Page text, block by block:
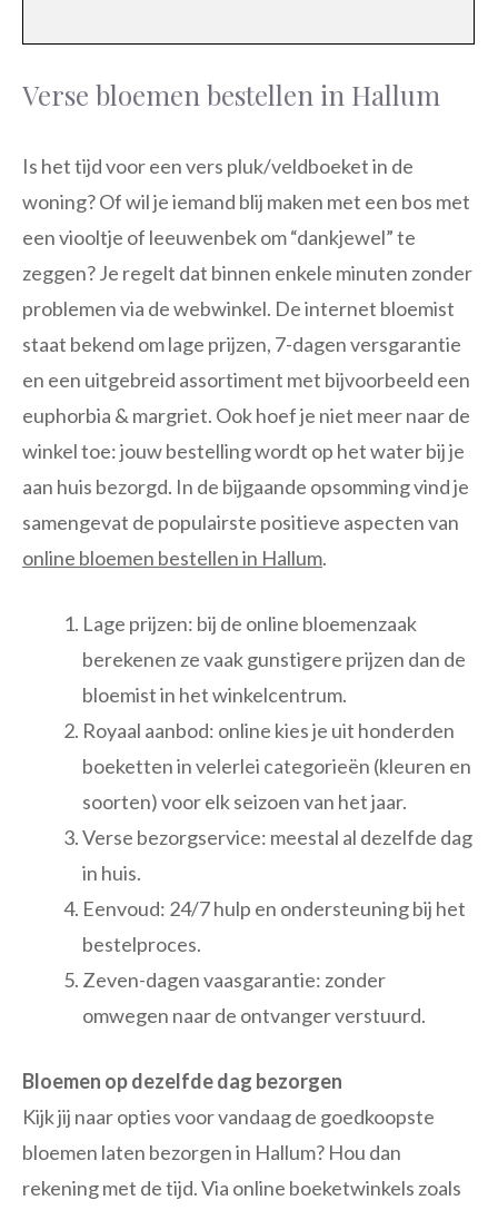
Verse bloemen bestellen in Hallum
Is het tijd voor een vers pluk/veldboeket in de
woning? Of wil je iemand blij maken met een bos met
een viooltje of leeuwenbek om “dankjewel” te
zeggen? Je regelt dat binnen enkele minuten zonder
problemen via de webwinkel. De internet bloemist
staat bekend om lage prijzen, 7-dagen versgarantie
en een uitgebreid assortiment met bijvoorbeeld een
euphorbia & margriet. Ook hoef je niet meer naar de
winkel toe: jouw bestelling wordt op het water bij je
aan huis bezorgd. In de bijgaande opsomming vind je
samengevat de populairste positieve aspecten van
online bloemen bestellen in Hallum.
Lage prijzen: bij de online bloemenzaak
berekenen ze vaak gunstigere prijzen dan de
bloemist in het winkelcentrum.
Royaal aanbod: online kies je uit honderden
boeketten in velerlei categorieën (kleuren en
soorten) voor elk seizoen van het jaar.
Verse bezorgservice: meestal al dezelfde dag
in huis.
Eenvoud: 24/7 hulp en ondersteuning bij het
bestelproces.
Zeven-dagen vaasgarantie: zonder
omwegen naar de ontvanger verstuurd.
Bloemen op dezelfde dag bezorgen
Kijk jij naar opties voor vandaag de goedkoopste
bloemen laten bezorgen in Hallum? Hou dan
rekening met de tijd. Via online boeketwinkels zoals